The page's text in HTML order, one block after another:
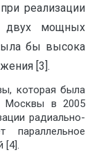
реализации
двух мощных
бы высока
[3].
которая была
Москвы в 2005
радиально-
параллельное
[4].